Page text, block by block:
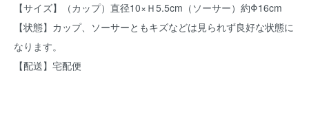
【サイズ】（カップ）直径10×Ｈ5.5cm（ソーサー）約Φ16cm
【状態】カップ、ソーサーともキズなどは見られず良好な状態に
なります。
【配送】宅配便